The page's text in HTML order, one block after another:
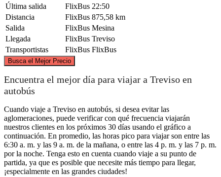
Última salida
FlixBus 22:50
Distancia
FlixBus 875,58 km
Salida
FlixBus Mesina
Llegada
FlixBus Treviso
Transportistas
FlixBus FlixBus
Busca el Mejor Precio
Messina
©
Encuentra el mejor día para viajar a Treviso en
autobús
Cuando viaje a Treviso en autobús, si desea evitar las
aglomeraciones, puede verificar con qué frecuencia viajarán
nuestros clientes en los próximos 30 días usando el gráfico a
continuación. En promedio, las horas pico para viajar son entre las
6:30 a. m. y las 9 a. m. de la mañana, o entre las 4 p. m. y las 7 p. m.
por la noche. Tenga esto en cuenta cuando viaje a su punto de
partida, ya que es posible que necesite más tiempo para llegar,
¡especialmente en las grandes ciudades!